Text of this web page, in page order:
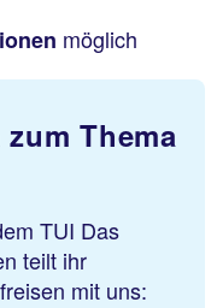
möglich
Thema
TUI Das
teilt ihr
mit uns: